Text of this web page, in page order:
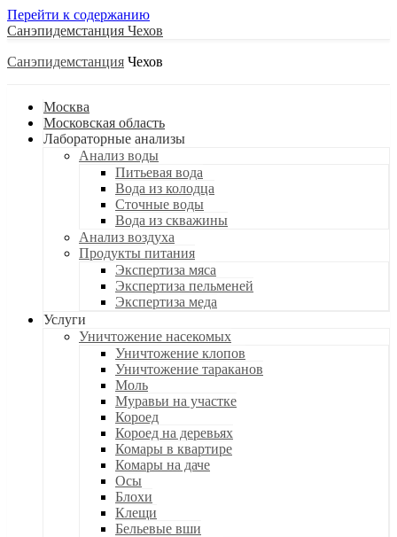
Перейти к содержанию
Санэпидемстанция
Санэпидемстанция
Москва
Московская область
Лабораторные анализы
Анализ воды
Питьевая вода
Вода из колодца
Сточные воды
Вода из скважины
Анализ воздуха
Продукты питания
Экспертиза мяса
Экспертиза пельменей
Экспертиза меда
Услуги
Уничтожение насекомых
Уничтожение клопов
Уничтожение тараканов
Моль
Муравьи на участке
Короед
Короед на деревьях
Комары в квартире
Комары на даче
Осы
Блохи
Клещи
Бельевые вши